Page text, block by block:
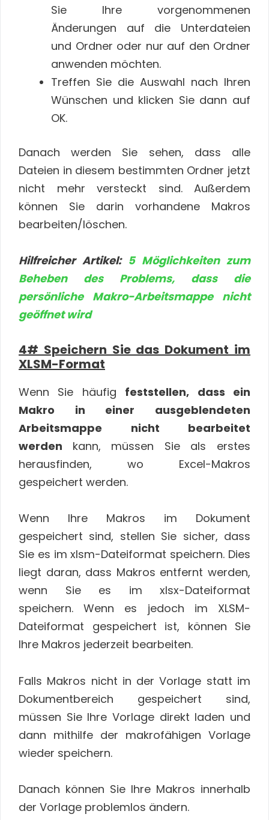
Sie Ihre vorgenommenen
Änderungen auf die Unterdateien
und Ordner oder nur auf den Ordner
anwenden möchten.
Treffen Sie die Auswahl nach Ihren
Wünschen und klicken Sie dann auf
OK.
Danach werden Sie sehen, dass alle
Dateien in diesem bestimmten Ordner jetzt
nicht mehr versteckt sind. Außerdem
können Sie darin vorhandene Makros
bearbeiten/löschen.
Hilfreicher Artikel: 5 Möglichkeiten zum
Beheben des Problems, dass die
persönliche Makro-Arbeitsmappe nicht
geöffnet wird
4# Speichern Sie das Dokument im
XLSM-Format
Wenn Sie häufig feststellen, dass ein
Makro in einer ausgeblendeten
Arbeitsmappe nicht bearbeitet
werden kann, müssen Sie als erstes
herausfinden, wo Excel-Makros
gespeichert werden.
Wenn Ihre Makros im Dokument
gespeichert sind, stellen Sie sicher, dass
Sie es im xlsm-Dateiformat speichern. Dies
liegt daran, dass Makros entfernt werden,
wenn Sie es im xlsx-Dateiformat
speichern. Wenn es jedoch im XLSM-
Dateiformat gespeichert ist, können Sie
Ihre Makros jederzeit bearbeiten.
Falls Makros nicht in der Vorlage statt im
Dokumentbereich gespeichert sind,
müssen Sie Ihre Vorlage direkt laden und
dann mithilfe der makrofähigen Vorlage
wieder speichern.
Danach können Sie Ihre Makros innerhalb
der Vorlage problemlos ändern.